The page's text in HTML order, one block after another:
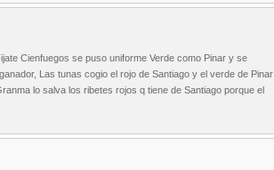
Cienfuegos se puso uniforme Verde como Pinar y se
Las tunas cogio el rojo de Santiago y el verde de Pinar
lo salva los ribetes rojos q tiene de Santiago porque el